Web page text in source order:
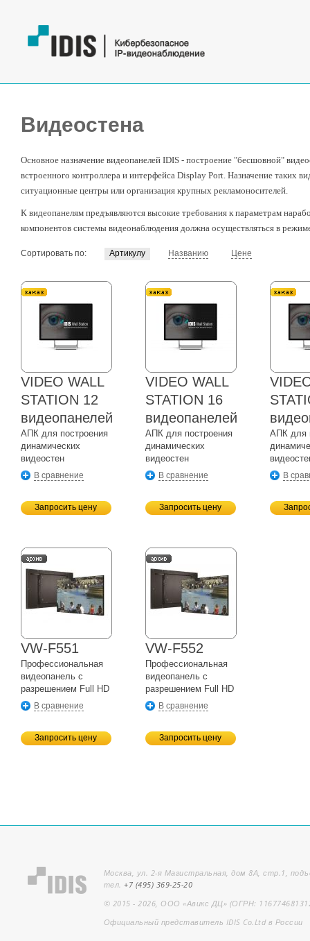
Видеостена
Основное назначение видеопанелей IDIS - построение "бесшовной"
встроенного контроллера и интерфейса Display Port. Назначение таких
ситуационные центры или организация крупных рекламоносителей.
К видеопанелям предъявляются высокие требования к параметрам
компонентов системы видеонаблюдения должна осуществляться в
Сортировать по: Артикулу Названию Цене
VIDEO WALL
STATION 12
видеопанелей
АПК для построения
динамических
видеостен
В сравнение
Запросить цену
VIDEO WALL
STATION 16
видеопанелей
АПК для построения
динамических
видеостен
В сравнение
Запросить цену
АПК для
В
VW-F551
Профессиональная
видеопанель с
разрешением Full HD
В сравнение
Запросить цену
VW-F552
Профессиональная
видеопанель с
разрешением Full HD
В сравнение
Запросить цену
Москва, ул. 2-я Магистральная, дом 8А, стр.1,
тел.+7 (495) 369-25-20
© 2015 - 2026, ООО «Авикс ДЦ» (ОГРН:
Официальный представитель IDIS Co.Ltd в России